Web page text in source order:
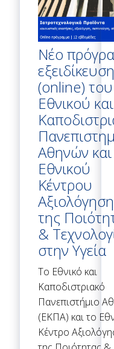
Νέο
(online) του
Εθνικού και
Αθηνών
Εθνικού
Κέντρου
της
&
στην Υγεία
Tο Εθνικό και
Καποδιστριακό
Πανεπιστήμιο
(ΕΚΠΑ) και το
Κέντρο